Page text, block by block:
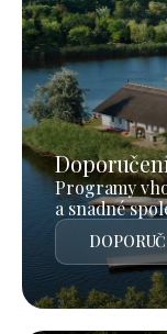
Programy
a snadné